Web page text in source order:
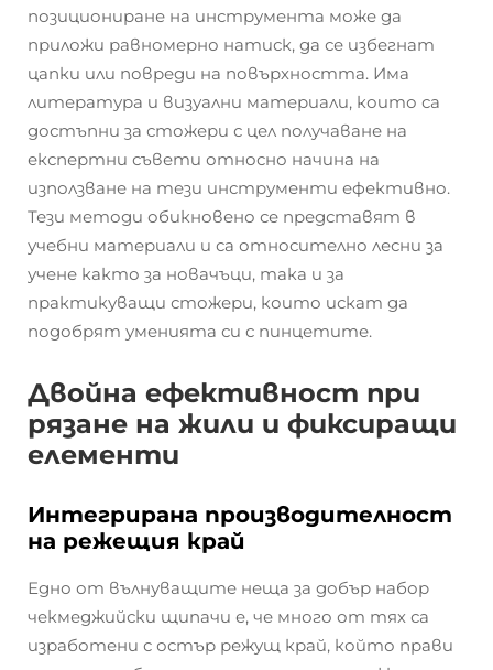
позициониране на инструмента може да
приложи равномерно натиск, да се избегнат
цапки или повреди на повърхността. Има
литература и визуални материали, които са
достъпни за стожери с цел получаване на
експертни съвети относно начина на
използване на тези инструменти ефективно.
Тези методи обикновено се представят в
учебни материали и са относително лесни за
учене както за новачъци, така и за
практикуващи стожери, които искат да
подобрят уменията си с пинцетите.
Двойна ефективност при
рязане на жили и фиксиращи
елементи
Интегрирана производителност
на режещия край
Едно от вълнуващите неща за добър набор
чекмеджийски щипачи е, че много от тях са
изработени с остър режущ край, който прави